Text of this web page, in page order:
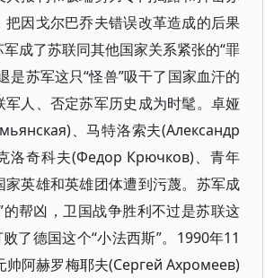
把因戈尔巴乔夫错误改革造成的后果
成了苏联同其他国家关系紧张的“罪
是苏军这只“怪兽”吸干了国家血汗的
军人、否定苏军历史成为时髦。卓娅
、马特洛索夫(Александр
洛奇科夫(Федор Крючков)、青年
家英雄和英雄团体遭到污蔑。苏军成
的帮凶，卫国战争胜利不过是苏联这
了德国这个“小法西斯”。1990年11
帅阿赫罗梅耶夫(Сергей Ахромеев)